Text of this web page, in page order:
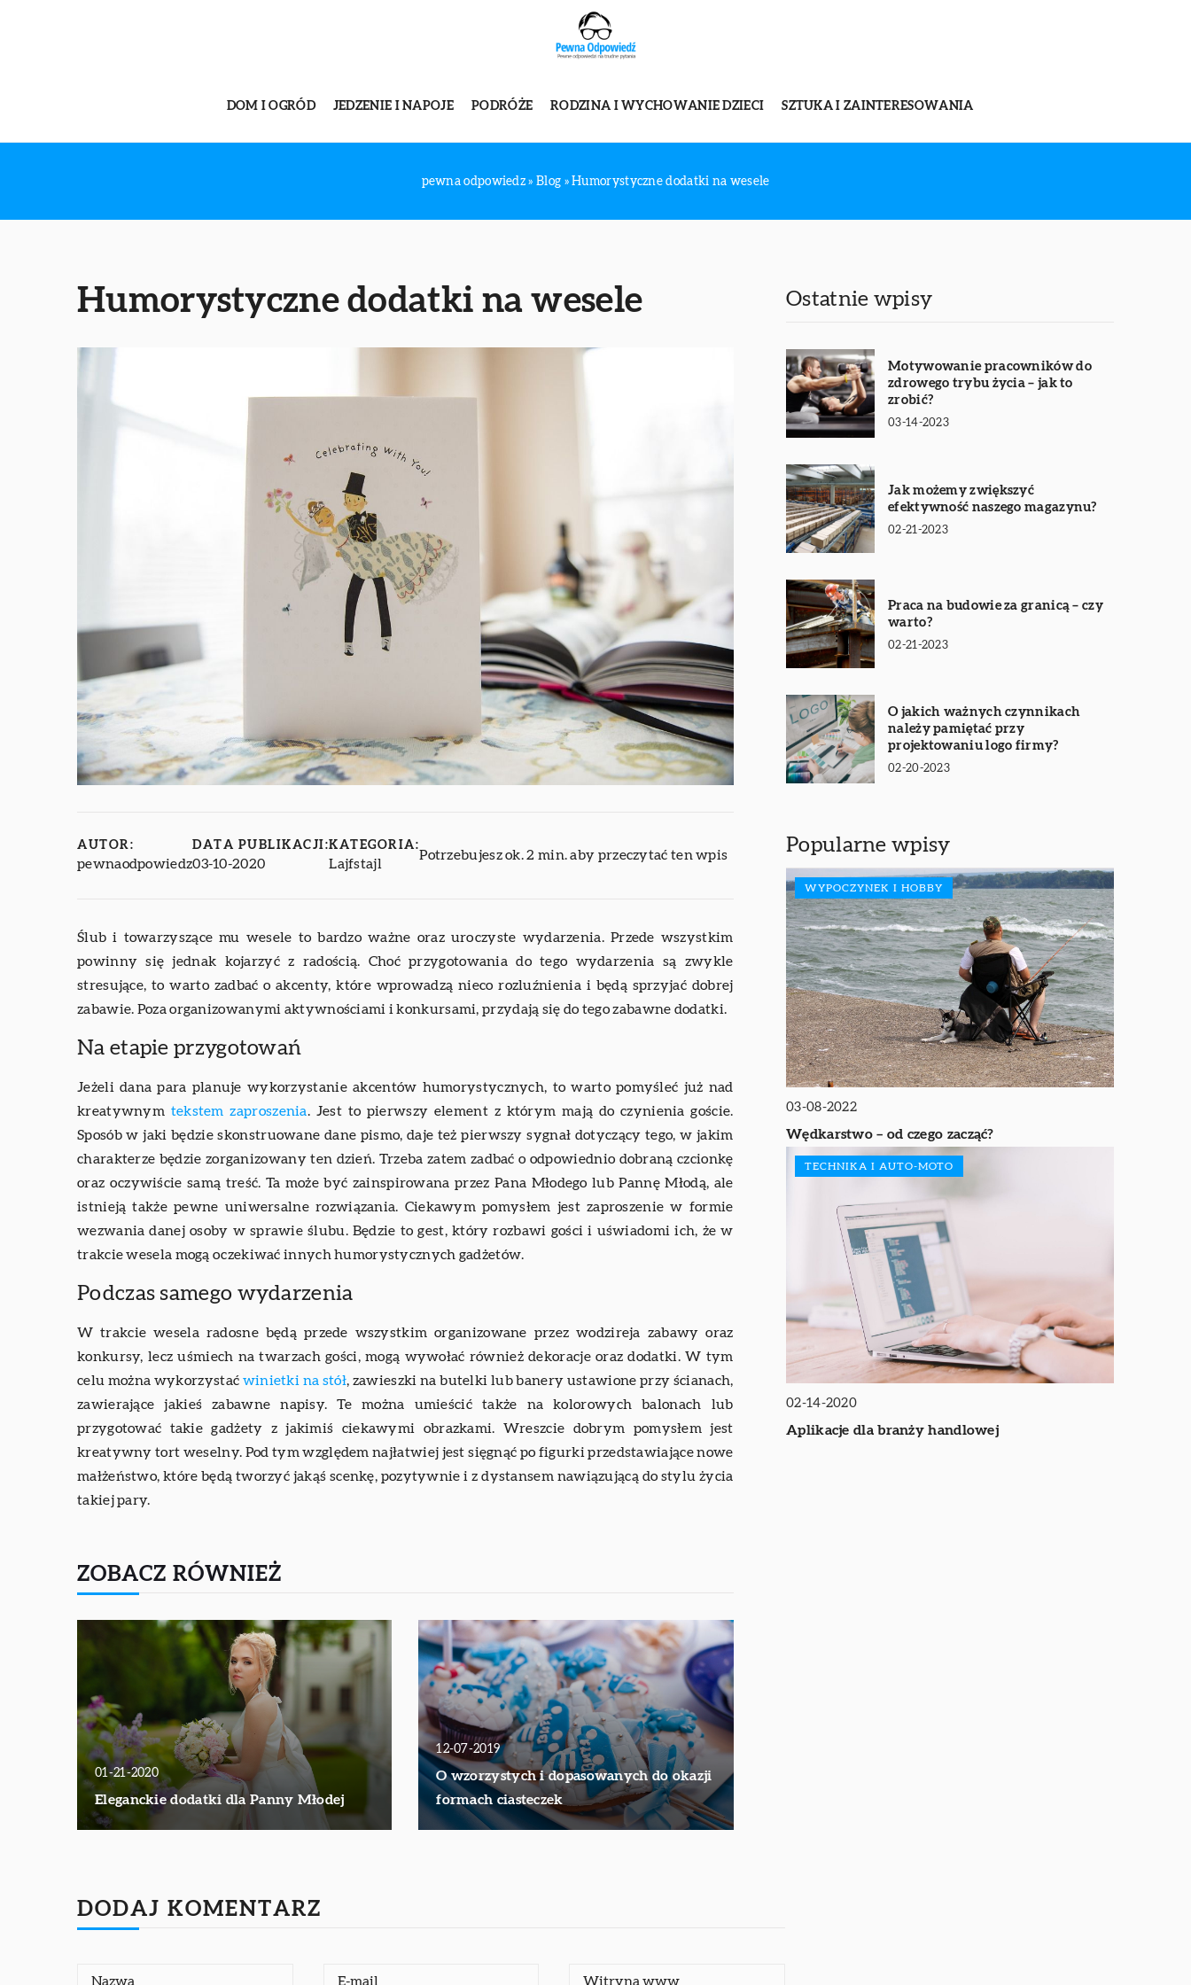
DOM I OGRÓD JEDZENIE I NAPOJE PODRÓŻE RODZINA I WYCHOWANIE DZIECI SZTUKA I ZAINTERESOWANIA
pewna odpowiedz » Blog »Humorystyczne dodatki na wesele
Humorystyczne dodatki na wesele
AUTOR:
pewnaodpowiedz
DATA PUBLIKACJI:
03-10-2020
KATEGORIA:
Lajfstajl
Potrzebujesz ok. 2 min. aby przeczytać ten wpis
Ślub i towarzyszące mu wesele to bardzo ważne oraz uroczyste wydarzenia. Przede wszystkim
powinny się jednak kojarzyć z radością. Choć przygotowania do tego wydarzenia są zwykle
stresujące, to warto zadbać o akcenty, które wprowadzą nieco rozluźnienia i będą sprzyjać dobrej
zabawie. Poza organizowanymi aktywnościami i konkursami, przydają się do tego zabawne dodatki.
Na etapie przygotowań
Jeżeli dana para planuje wykorzystanie akcentów humorystycznych, to warto pomyśleć już nad
kreatywnym tekstem zaproszenia. Jest to pierwszy element z którym mają do czynienia goście.
Sposób w jaki będzie skonstruowane dane pismo, daje też pierwszy sygnał dotyczący tego, w jakim
charakterze będzie zorganizowany ten dzień. Trzeba zatem zadbać o odpowiednio dobraną czcionkę
oraz oczywiście samą treść. Ta może być zainspirowana przez Pana Młodego lub Pannę Młodą, ale
istnieją także pewne uniwersalne rozwiązania. Ciekawym pomysłem jest zaproszenie w formie
wezwania danej osoby w sprawie ślubu. Będzie to gest, który rozbawi gości i uświadomi ich, że w
trakcie wesela mogą oczekiwać innych humorystycznych gadżetów.
Podczas samego wydarzenia
W trakcie wesela radosne będą przede wszystkim organizowane przez wodzireja zabawy oraz
konkursy, lecz uśmiech na twarzach gości, mogą wywołać również dekoracje oraz dodatki. W tym
celu można wykorzystać winietki na stół, zawieszki na butelki lub banery ustawione przy ścianach,
zawierające jakieś zabawne napisy. Te można umieścić także na kolorowych balonach lub
przygotować takie gadżety z jakimiś ciekawymi obrazkami. Wreszcie dobrym pomysłem jest
kreatywny tort weselny. Pod tym względem najłatwiej jest sięgnąć po figurki przedstawiające nowe
małżeństwo, które będą tworzyć jakąś scenkę, pozytywnie i z dystansem nawiązującą do stylu życia
takiej pary.
ZOBACZ RÓWNIEŻ
01-21-2020
Eleganckie dodatki dla Panny Młodej
12-07-2019
O wzorzystych i dopasowanych do okazji
formach ciasteczek
Ostatnie wpisy
Motywowanie pracowników do
zdrowego trybu życia – jak to
zrobić?
03-14-2023
Jak możemy zwiększyć
efektywność naszego magazynu?
02-21-2023
Praca na budowie za granicą – czy
warto?
02-21-2023
O jakich ważnych czynnikach
należy pamiętać przy
projektowaniu logo firmy?
02-20-2023
Popularne wpisy
WYPOCZYNEK I HOBBY
03-08-2022
Wędkarstwo – od czego zacząć?
TECHNIKA I AUTO-MOTO
02-14-2020
Aplikacje dla branży handlowej
DODAJ KOMENTARZ